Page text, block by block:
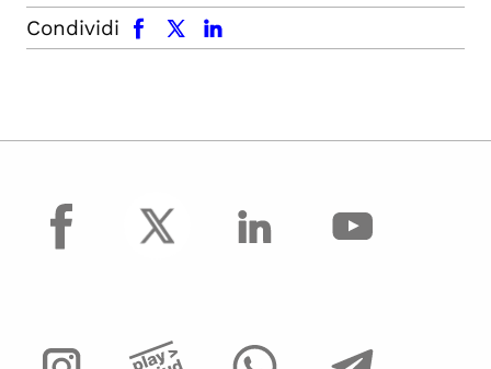
Condividi
facebook x.com linkedin
facebook